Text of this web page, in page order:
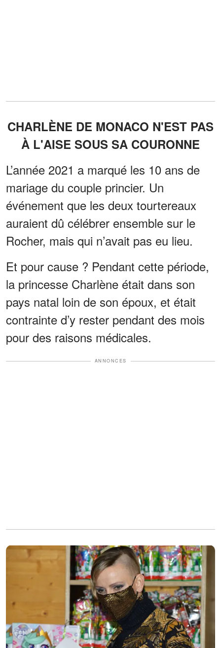
CHARLÈNE DE MONACO N'EST PAS
À L'AISE SOUS SA COURONNE
L’année 2021 a marqué les 10 ans de
mariage du couple princier. Un
événement que les deux tourtereaux
auraient dû célébrer ensemble sur le
Rocher, mais qui n’avait pas eu lieu.
Et pour cause ? Pendant cette période,
la princesse Charlène était dans son
pays natal loin de son époux, et était
contrainte d’y rester pendant des mois
pour des raisons médicales.
ANNONCES